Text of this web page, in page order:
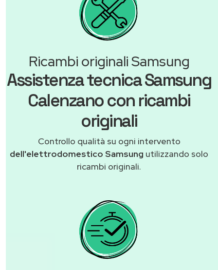
Ricambi originali Samsung
Assistenza tecnica Samsung
Calenzano con ricambi
originali
Controllo qualità su ogni intervento
dell'elettrodomestico Samsung utilizzando solo
ricambi originali.